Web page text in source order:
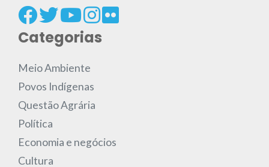
Categorias
Meio Ambiente
Povos Indígenas
Questão Agrária
Política
Economia e negócios
Cultura